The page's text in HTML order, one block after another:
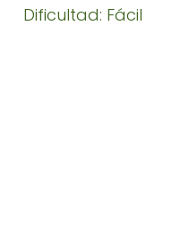
Dificultad: Fácil